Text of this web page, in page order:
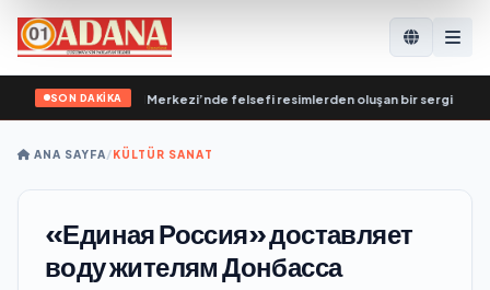
SON DAKİKA
Genel Merkezi’nde felsefi resimlerden oluşan bir sergi açıldı
ANA SAYFA/KÜLTÜR SANAT
«Единая Россия» доставляет
воду жителям Донбасса